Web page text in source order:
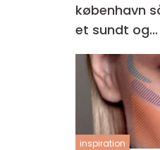
københavn sådan får du
et sundt og
professionelt
arbejdsmiljø
inspiration